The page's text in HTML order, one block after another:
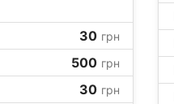
30 грн
500 грн
30 грн